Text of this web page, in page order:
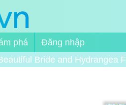
phá
Đăng nhập
Bride and Hydrangea Flowers